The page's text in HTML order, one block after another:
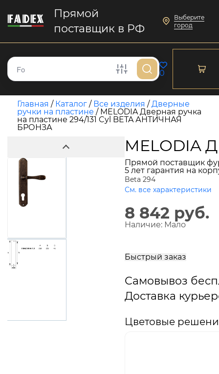
Прямой
поставщик в РФ
Выберите
город
0
Главная / Каталог / Все изделия /Дверные
ручки на пластине / MELODIA Дверная ручка
на пластине 294/131 Cyl BETA АНТИЧНАЯ
БРОНЗА
MELODIA
Прямой поставщик
5 лет гарантия на
Beta 294
См. все характеристики
8 842 руб.
Наличие: Мало
Быстрый заказ
Самовывоз
Доставка
Цветовые